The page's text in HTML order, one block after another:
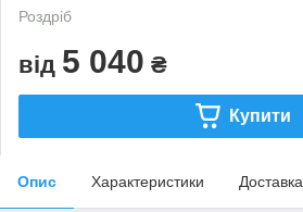
Роздріб
від 5 040 ₴
Купити
Опис Характеристики Доставка